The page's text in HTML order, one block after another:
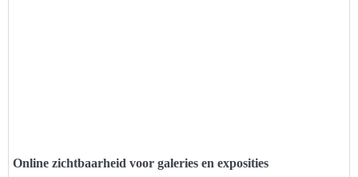
Online zichtbaarheid voor galeries en exposities